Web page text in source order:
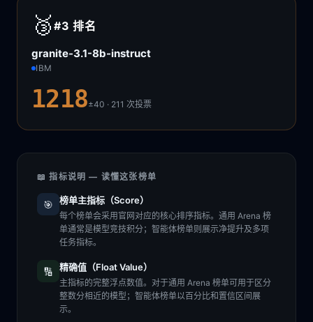
🥉 #3排名
granite-3.1-8b-instruct
IBM
1218±40 · 211次投票
📖 指标说明 — 读懂这张榜单
🎯 榜单主指标（Score）
每个榜单会采用官网对应的核心排序指标。通用 Arena 榜
单通常是模型竞技积分；智能体榜单则展示净提升及多项
任务指标。
🔢 精确值（Float Value）
主指标的完整浮点数值。对于通用 Arena 榜单可用于区分
整数分相近的模型；智能体榜单以百分比和置信区间展
示。